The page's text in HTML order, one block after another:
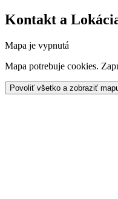
Kontakt a
Mapa je vypnutá
Mapa potrebuje cookies.
Povoliť všetko a zobraziť